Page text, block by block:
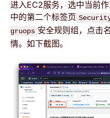
进入EC2服务，选中当前
中的第二个标签页
gruops 安全规则组，点击
情。如下截图。